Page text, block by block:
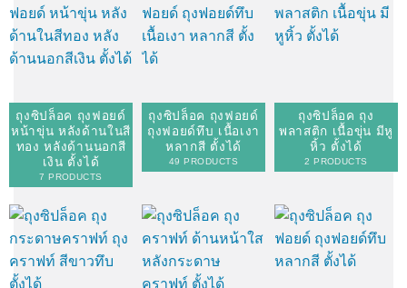
ถุงซิปล็อค ถุงฟอยด์
หน้าขุ่น หลังด้านในสี
ทอง หลังด้านนอกสี
เงิน ตั้งได้
7 PRODUCTS
ถุงซิปล็อค ถุงฟอยด์
ถุงฟอยด์ทึบ เนื้อเงา
หลากสี ตั้งได้
49 PRODUCTS
ถุงซิปล็อค ถุง
พลาสติก เนื้อขุ่น มีหู
หิ้ว ตั้งได้
2 PRODUCTS